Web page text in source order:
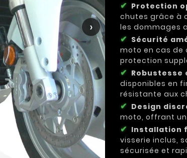
›
Protection
chutes grâce à
les dommages
Sécurité
moto en cas de
protection
disponibles en
résistante aux
Design
moto, offrant
Installation
visserie inclus,
sécurisée et